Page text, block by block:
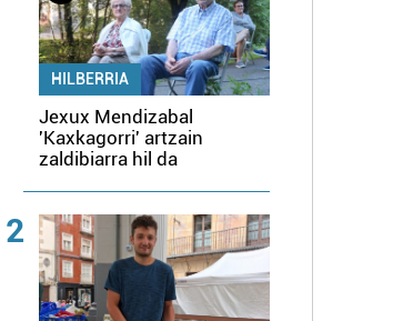
HILBERRIA
Jexux Mendizabal
'Kaxkagorri' artzain
zaldibiarra hil da
2